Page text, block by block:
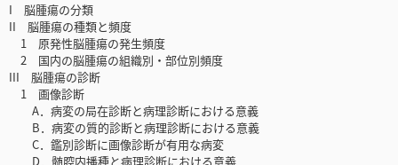
I 脳腫瘍の分類
II 脳腫瘍の種類と頻度
1 原発性脳腫瘍の発生頻度
2 国内の脳腫瘍の組織別・部位別頻度
III 脳腫瘍の診断
1 画像診断
A．病変の局在診断と病理診断における意義
B．病変の質的診断と病理診断における意義
C．鑑別診断に画像診断が有用な病変
D．髄腔内播種と病理診断における意義